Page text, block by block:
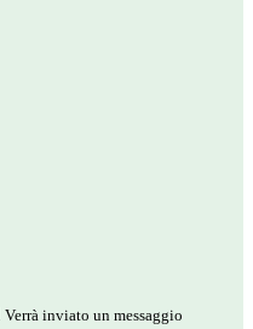
Verrà inviato un messaggio